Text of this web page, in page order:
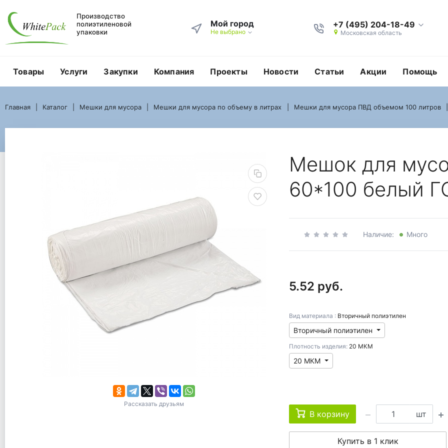
Производство
полиэтиленовой
упаковки
Мой город
Не выбрано
+7 (495) 204-18-49
Московская область
Товары Услуги Закупки Компания Проекты Новости Статьи Акции Помощь
Главная
Мешки для мусора по объему в литрах
Мешки для мусора ПВД объемом 100 литров
Главная Каталог Мешки для мусора Мешки для мусора по объему в литрах Мешки для мусора ПВД объемом 100 литров
Рассказать друзьям
Мешок для
60*100 белый
Наличие: Много
5.52 руб.
Вид материала : Вторичный полиэтилен
Вторичный полиэтилен
Плотность изделия: 20 МКМ
20 МКМ
В корзину шт
Купить в 1 клик